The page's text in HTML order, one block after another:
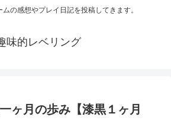
の感想やプレイ日記を投稿してきます。
味的レベリング
ヶ月の歩み【漆黒１ヶ月